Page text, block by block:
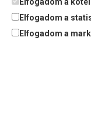
© Copyright
Elfogadom a
Elfogadom a